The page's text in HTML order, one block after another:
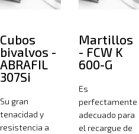
Cubos
bivalvos -
ABRAFIL
307Si
Su gran
tenacidad y
resistencia a
Martillos
- FCW K
600-G
Es
perfectamente
adecuado para
el recargue de